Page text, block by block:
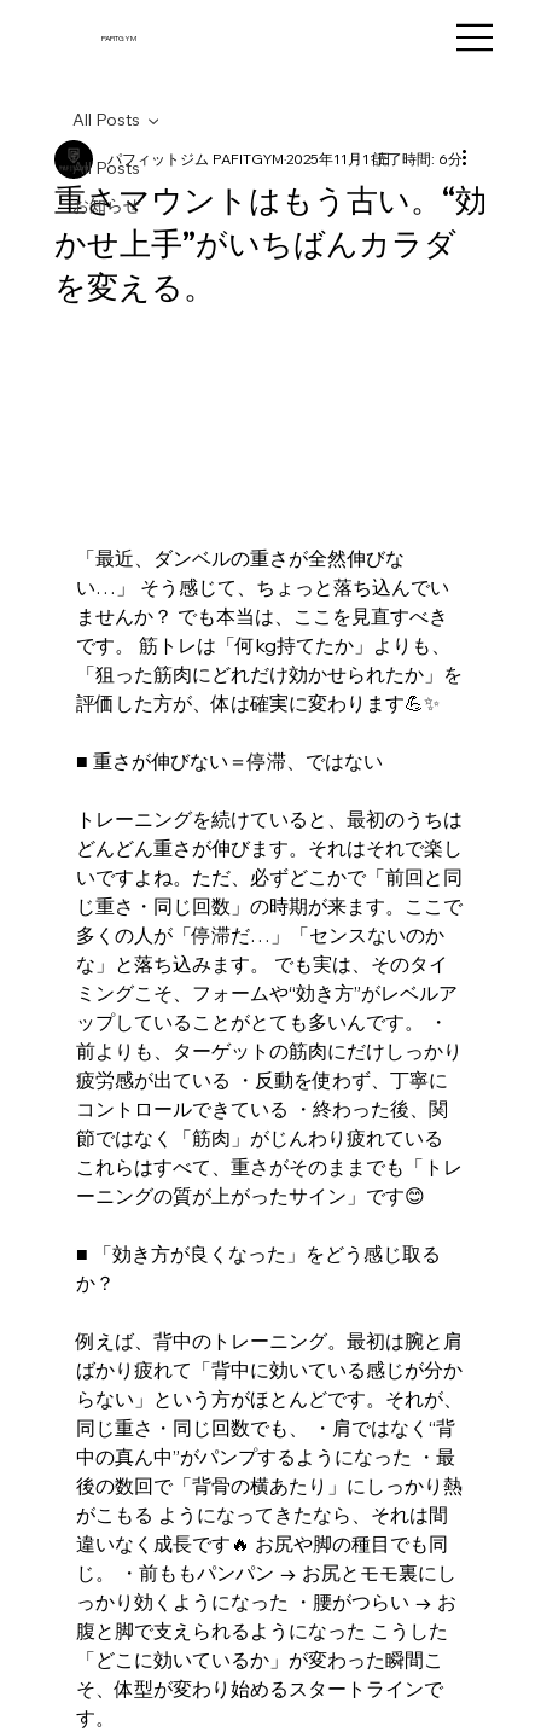
PAFITGYM
All Posts
お知らせ
All Posts
重さマウントはもう古い。“効
かせ上手”がいちばんカラダ
を変える。
パフィットジム PAFITGYM2025年11月11日読了時間: 6分
「最近、ダンベルの重さが全然伸びな
い…」 そう感じて、ちょっと落ち込んでい
ませんか？ でも本当は、ここを見直すべき
です。 筋トレは「何kg持てたか」よりも、
「狙った筋肉にどれだけ効かせられたか」を
評価した方が、体は確実に変わります💪✨
■ 重さが伸びない＝停滞、ではない
トレーニングを続けていると、最初のうちは
どんどん重さが伸びます。それはそれで楽し
いですよね。ただ、必ずどこかで「前回と同
じ重さ・同じ回数」の時期が来ます。ここで
多くの人が「停滞だ…」「センスないのか
な」と落ち込みます。 でも実は、そのタイ
ミングこそ、フォームや“効き方”がレベルア
ップしていることがとても多いんです。 ・
前よりも、ターゲットの筋肉にだけしっかり
疲労感が出ている ・反動を使わず、丁寧に
コントロールできている ・終わった後、関
節ではなく「筋肉」がじんわり疲れている
これらはすべて、重さがそのままでも「トレ
ーニングの質が上がったサイン」です😊
■ 「効き方が良くなった」をどう感じ取る
か？
例えば、背中のトレーニング。最初は腕と肩
ばかり疲れて「背中に効いている感じが分か
らない」という方がほとんどです。それが、
同じ重さ・同じ回数でも、 ・肩ではなく“背
中の真ん中”がパンプするようになった ・最
後の数回で「背骨の横あたり」にしっかり熱
がこもる ようになってきたなら、それは間
違いなく成長です🔥 お尻や脚の種目でも同
じ。 ・前ももパンパン → お尻とモモ裏にし
っかり効くようになった ・腰がつらい → お
腹と脚で支えられるようになった こうした
「どこに効いているか」が変わった瞬間こ
そ、体型が変わり始めるスタートラインで
す。